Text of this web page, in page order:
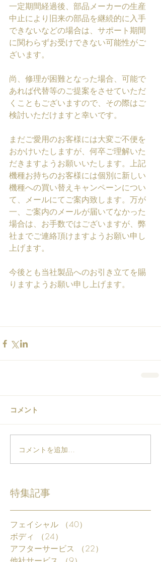
一定期間経過後、部品メーカーの生産
中止により旧来の部品を継続的に入手
できないなどの場合は、サポート期間
に関わらずお受けできない可能性がご
ざいます。
尚、修理が困難となった場合、可能で
あれば代替等のご提案をさせていただ
くこともございますので、その際はご
検討いただけますと幸いです。
まだご愛用のお客様には大変ご不便を
おかけいたしますが、何卒ご理解いた
だきますようお願いいたします。上記
機種お持ちのお客様には個別に新しい
機種への買い替えキャンペーンについ
て、メールにてご案内致します。万が
一、ご案内のメールが届いてなかった
場合は、お手数ではございますが、弊
社までご連絡頂けますようお願い申し
上げます。
今後とも当社製品へのお引き立てを賜
りますようお願い申し上げます。
コメント
コメントを追加…
特集記事
フェイシャル （40）
ボディ
（24）
アフターサービス
（22）